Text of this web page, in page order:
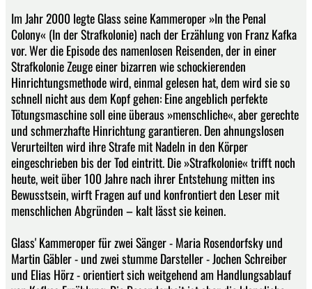
Im Jahr 2000 legte Glass seine Kammeroper »In the Penal
Colony« (In der Strafkolonie) nach der Erzählung von Franz Kafka
vor. Wer die Episode des namenlosen Reisenden, der in einer
Strafkolonie Zeuge einer bizarren wie schockierenden
Hinrichtungsmethode wird, einmal gelesen hat, dem wird sie so
schnell nicht aus dem Kopf gehen: Eine angeblich perfekte
Tötungsmaschine soll eine überaus »menschliche«, aber gerechte
und schmerzhafte Hinrichtung garantieren. Den ahnungslosen
Verurteilten wird ihre Strafe mit Nadeln in den Körper
eingeschrieben bis der Tod eintritt. Die »Strafkolonie« trifft noch
heute, weit über 100 Jahre nach ihrer Entstehung mitten ins
Bewusstsein, wirft Fragen auf und konfrontiert den Leser mit
menschlichen Abgründen – kalt lässt sie keinen.
Glass' Kammeroper für zwei Sänger - Maria Rosendorfsky und
Martin Gäbler - und zwei stumme Darsteller - Jochen Schreiber
und Elias Hörz - orientiert sich weitgehend am Handlungsablauf